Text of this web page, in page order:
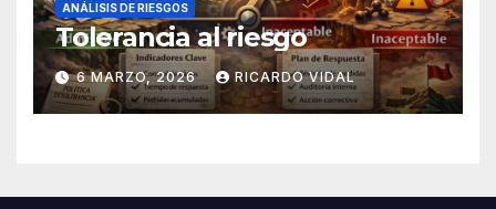
ANÁLISIS DE RIESGOS
Tolerancia al riesgo
6 MARZO, 2026 RICARDO VIDAL